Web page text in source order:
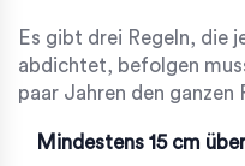
Es gibt drei Regeln, die
abdichtet, befolgen
paar Jahren den ganzen
Mindestens 15 cm